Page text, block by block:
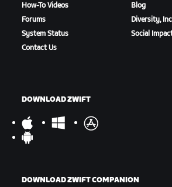
How-To Videos
Forums
System Status
Contact Us
Blog
Diversity,
Social
DOWNLOAD ZWIFT
DOWNLOAD ZWIFT COMPANION